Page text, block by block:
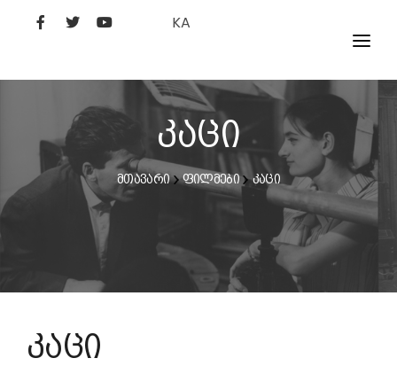
KA
ᲤᲘᲚᲛᲔᲑᲘ
ᲮᲔᲚᲝᲕᲐᲜᲘ
ᲙᲘᲜᲝᲡᲢᲣᲓᲘᲐ
ᲙᲘᲜᲝᲐᲙᲐᲓᲔᲛᲘᲐ
კაცი
მთავარი ფილმები კაცი
კაცი